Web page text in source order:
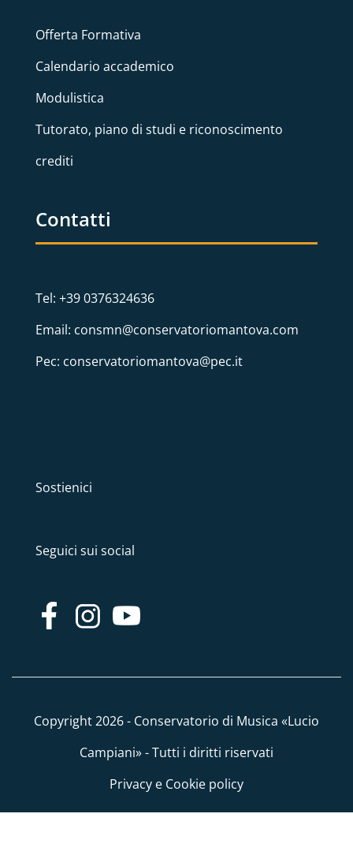
Offerta Formativa
Calendario accademico
Modulistica
Tutorato, piano di studi e riconoscimento
crediti
Contatti
Tel: +39 0376324636
Email: consmn@conservatoriomantova.com
Pec: conservatoriomantova@pec.it
Sostienici
Seguici sui social
Copyright 2026 - Conservatorio di Musica «Lucio
Campiani» - Tutti i diritti riservati
Privacy e Cookie policy